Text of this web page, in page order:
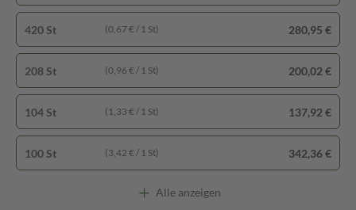
420 St (0,67 € / 1 St) 280,95 €
208 St (0,96 € / 1 St) 200,02 €
104 St (1,33 € / 1 St) 137,92 €
100 St (3,42 € / 1 St) 342,36 €
Alle anzeigen